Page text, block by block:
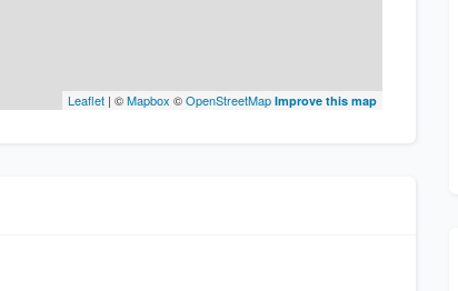
Leaflet | ©Mapbox ©OpenStreetMap Improve this map